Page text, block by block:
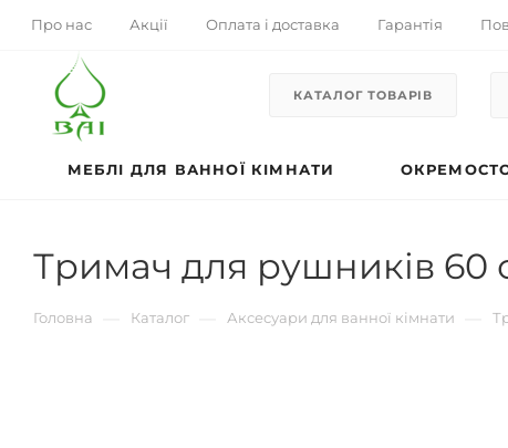
Про нас Акції Оплата і доставка Гарантія
КАТАЛОГ ТОВАРІВ
МЕБЛІ ДЛЯ ВАННОЇ КІМНАТИ
Тримач для рушників 60
Головна Каталог Аксесуари для ванної кімнати